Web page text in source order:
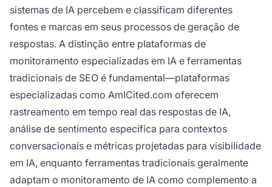
sistemas de IA percebem e classificam diferentes
fontes e marcas em seus processos de geração de
respostas. A distinção entre plataformas de
monitoramento especializadas em IA e ferramentas
tradicionais de SEO é fundamental—plataformas
especializadas como AmICited.com oferecem
rastreamento em tempo real das respostas de IA,
análise de sentimento específica para contextos
conversacionais e métricas projetadas para visibilidade
em IA, enquanto ferramentas tradicionais geralmente
adaptam o monitoramento de IA como complemento a